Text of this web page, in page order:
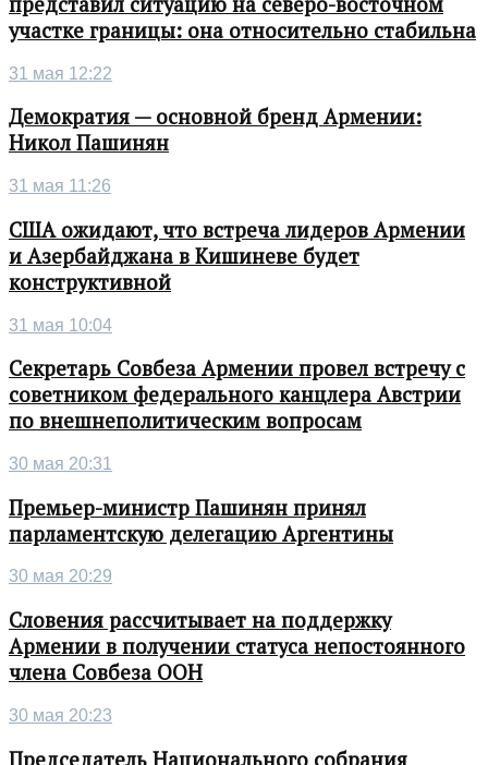
участке границы: она относительно стабильна
31 мая 12:22
Демократия — основной бренд Армении:
Никол Пашинян
31 мая 11:26
США ожидают, что встреча лидеров Армении
и Азербайджана в Кишиневе будет
конструктивной
31 мая 10:04
Секретарь Совбеза Армении провел встречу с
советником федерального канцлера Австрии
по внешнеполитическим вопросам
30 мая 20:31
Премьер-министр Пашинян принял
парламентскую делегацию Аргентины
30 мая 20:29
Словения рассчитывает на поддержку
Армении в получении статуса непостоянного
члена Совбеза ООН
30 мая 20:23
Председатель Национального собрания